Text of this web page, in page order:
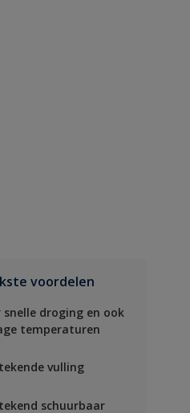
voordelen
snelle droging en ook
temperaturen
vulling
schuurbaar